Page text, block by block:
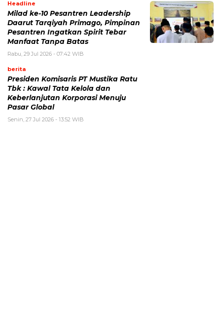
Headline
Milad ke-10 Pesantren Leadership
Daarut Tarqiyah Primago, Pimpinan
Pesantren Ingatkan Spirit Tebar
Manfaat Tanpa Batas
Rabu, 29 Jul 2026 - 07:42 WIB
berita
Presiden Komisaris PT Mustika Ratu
Tbk : Kawal Tata Kelola dan
Keberlanjutan Korporasi Menuju
Pasar Global
Senin, 27 Jul 2026 - 13:52 WIB